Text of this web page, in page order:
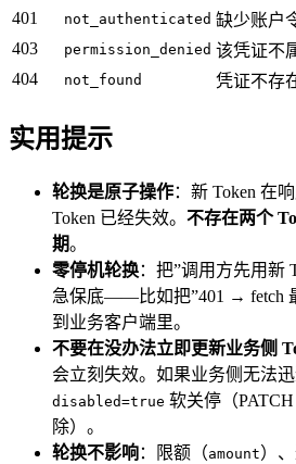
401
not_authenticated 缺少账户
403
permission_denied 该凭证不
404
not_found 凭证不存
实用提示
轮换是原子操作：新 Token 在
Token 已经失效。 不存在两个
期。
零停机轮换：把”调用方先用新
急保底——比如把”401 → fetch
到业务客户端里。
不要在没办法立即更新业务侧
会立刻失效。如果业务侧无法迅
disabled=true 软关停（
除）。
轮换不影响：限额（amount）